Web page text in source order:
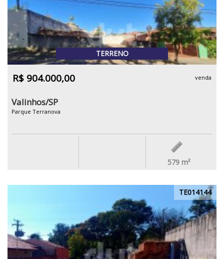
TERRENO
R$ 904.000,00 venda
Valinhos/SP
Parque Terranova
579 m²
TE014144